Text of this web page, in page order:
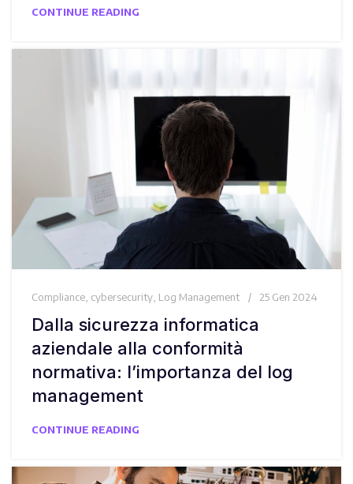
CONTINUE READING
Compliance cybersecurity Log Management 25 Gen 2024
Dalla sicurezza informatica
aziendale alla conformità
normativa: l’importanza del log
management
CONTINUE READING